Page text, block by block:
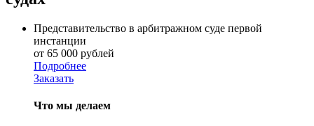
Представительство в арбитражном суде первой
инстанции
от 65 000 рублей
Подробнее
Заказать
Что мы делаем